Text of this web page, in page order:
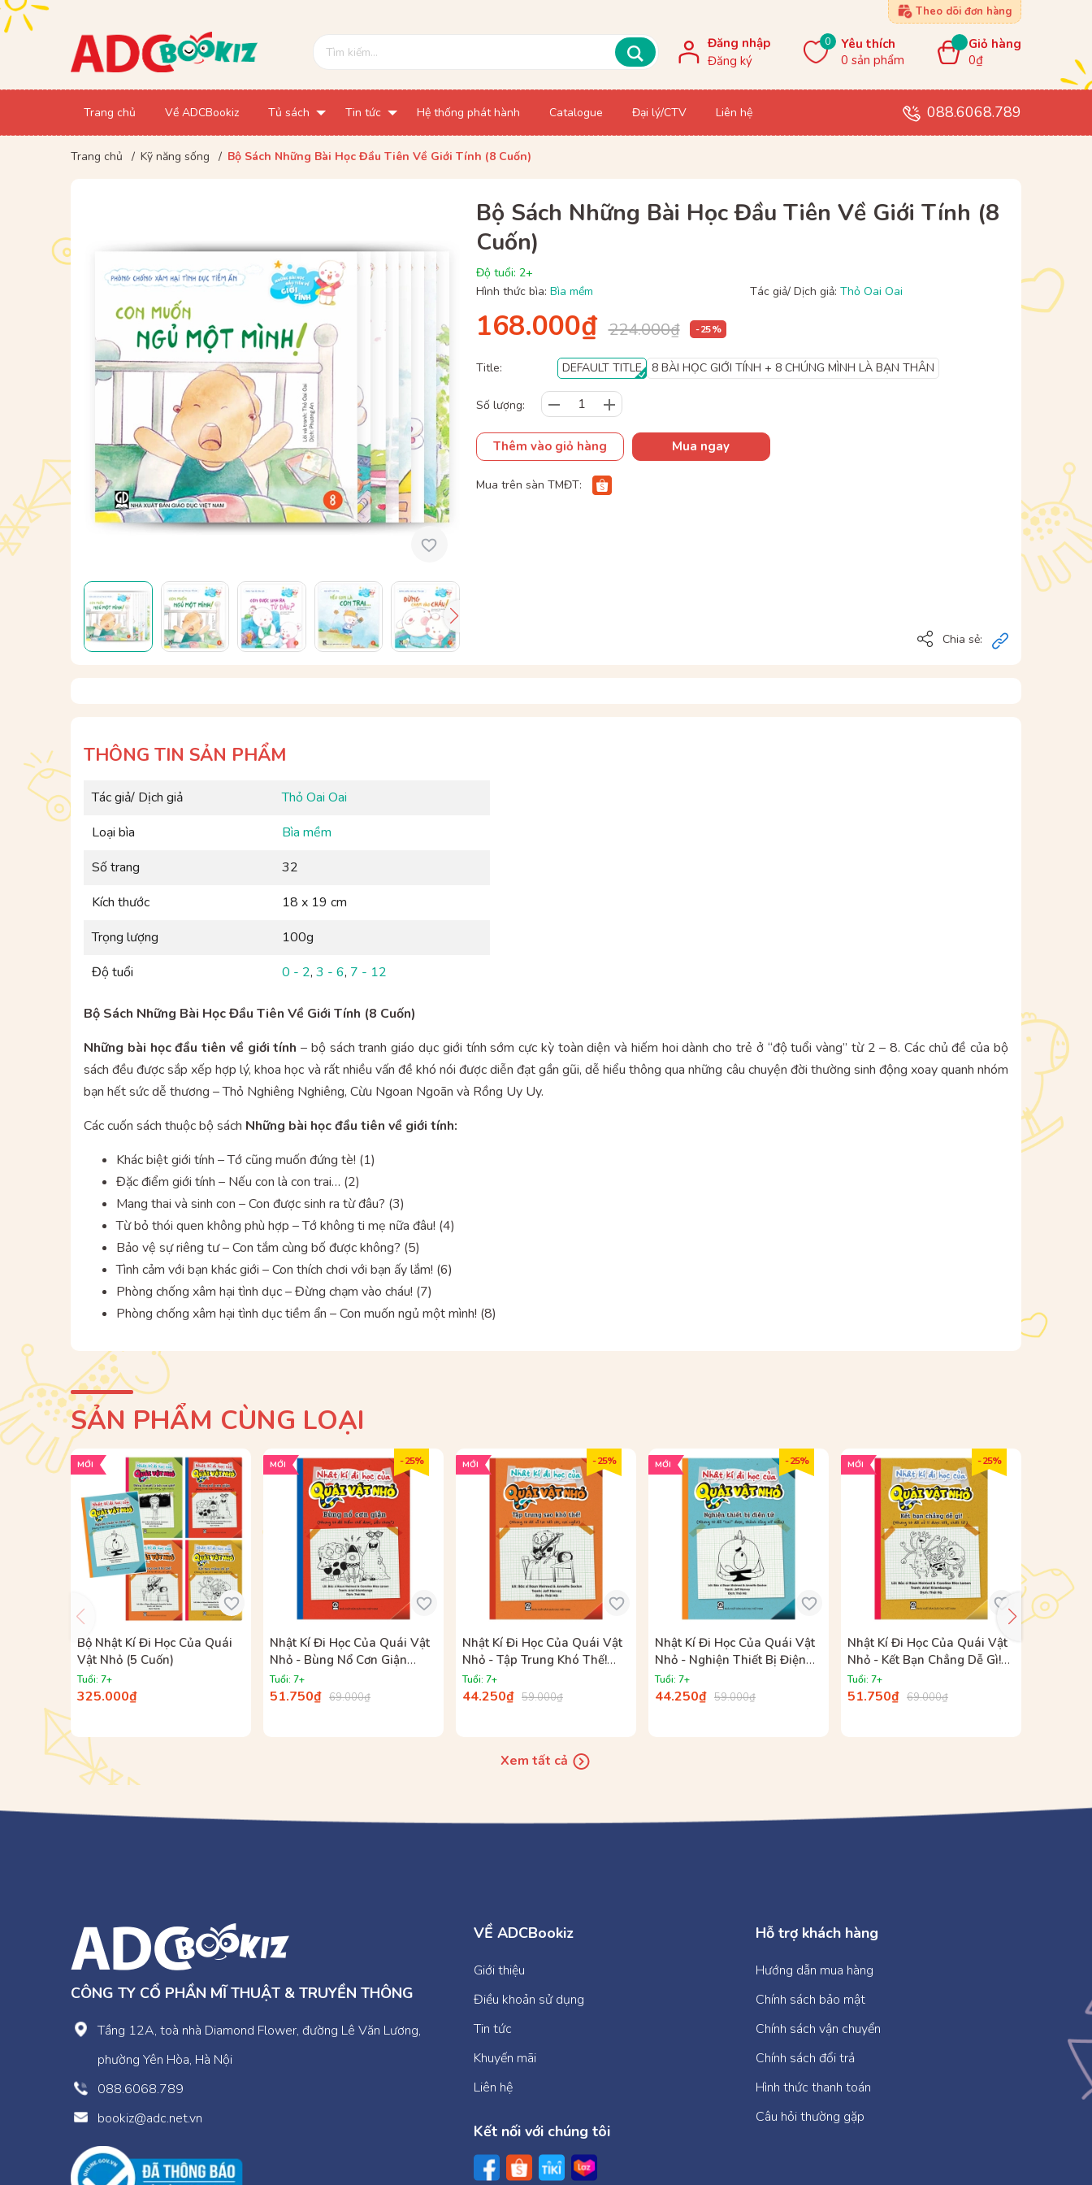
Theo dõi đơn hàng
Đăng nhập
Đăng ký
0
Yêu thích
0 sản phẩm
Giỏ hàng
0₫
Trang chủ Về ADCBookiz Tủ sách Tin tức Hệ thống phát hành Catalogue Đại lý/CTV Liên hệ 088.6068.789
Trang chủ / Kỹ năng sống / Bộ Sách Những Bài Học Đầu Tiên Về Giới Tính (8 Cuốn)
Bộ Sách Những Bài Học Đầu Tiên Về Giới Tính (8
Cuốn)
Độ tuổi: 2+
Hình thức bìa: Bìa mềm Tác giả/ Dịch giả:Thỏ Oai Oai
168.000₫ 224.000₫ - 25 %
Title: DEFAULT TITLE 8 BÀI HỌC GIỚI TÍNH + 8 CHÚNG MÌNH LÀ BẠN THÂN
Số lượng:
Thêm vào giỏ hàng Mua ngay
Mua trên sàn TMĐT:
Chia sẻ:
THÔNG TIN SẢN PHẨM
Tác giả/ Dịch giả
Thỏ Oai Oai
Loại bìa
Bìa mềm
Số trang
32
Kích thước
18 x 19 cm
Trọng lượng
100g
Độ tuổi
0 - 2, 3 - 6, 7 - 12
Bộ Sách Những Bài Học Đầu Tiên Về Giới Tính (8 Cuốn)
Những bài học đầu tiên về giới tính – bộ sách tranh giáo dục giới tính sớm cực kỳ toàn diện và hiếm hoi dành cho trẻ ở “độ tuổi vàng” từ 2 – 8. Các chủ đề của bộ
sách đều được sắp xếp hợp lý, khoa học và rất nhiều vấn đề khó nói được diễn đạt gần gũi, dễ hiểu thông qua những câu chuyện đời thường sinh động xoay quanh nhóm
bạn hết sức dễ thương – Thỏ Nghiêng Nghiêng, Cừu Ngoan Ngoãn và Rồng Uy Uy.
Các cuốn sách thuộc bộ sách Những bài học đầu tiên về giới tính:
Khác biệt giới tính – Tớ cũng muốn đứng tè! (1)
Đặc điểm giới tính – Nếu con là con trai… (2)
Mang thai và sinh con – Con được sinh ra từ đâu? (3)
Từ bỏ thói quen không phù hợp – Tớ không ti mẹ nữa đâu! (4)
Bảo vệ sự riêng tư – Con tắm cùng bố được không? (5)
Tình cảm với bạn khác giới – Con thích chơi với bạn ấy lắm! (6)
Phòng chống xâm hại tình dục – Đừng chạm vào cháu! (7)
Phòng chống xâm hại tình dục tiềm ẩn – Con muốn ngủ một mình! (8)
SẢN PHẨM CÙNG LOẠI
MỚI
Bộ Nhật Kí Đi Học Của Quái
Vật Nhỏ (5 Cuốn)
Tuổi: 7+
325.000₫
- 25%
MỚI
Nhật Kí Đi Học Của Quái Vật
Nhỏ - Bùng Nổ Cơn Giận
(Nhưng Tớ Đã Kiềm Chế
Được, Siêu Chưa?)
Tuổi: 7+
51.750₫ 69.000₫
- 25%
MỚI
Nhật Kí Đi Học Của Quái Vật
Nhỏ - Tập Trung Khó Thế!
(Nhưng Tớ Đã Nỗ Lực Hết
Sức, Cực Ngầu!)
Tuổi: 7+
44.250₫ 59.000₫
- 25%
MỚI
Nhật Kí Đi Học Của Quái Vật
Nhỏ - Nghiện Thiết Bị Điện
Tử (Nhưng Tớ Đã "Cai" Được,
Thành Công Mĩ Mãn)
Tuổi: 7+
44.250₫ 59.000₫
- 25%
MỚI
Nhật Kí Đi Học Của Quái Vật
Nhỏ - Kết Bạn Chẳng Dễ Gì!
(Nhưng Tớ Đã Xử Lí Được Tốt,
Chất Lừ!)
Tuổi: 7+
51.750₫ 69.000₫
Xem tất cả
CÔNG TY CỔ PHẦN MĨ THUẬT & TRUYỀN THÔNG
Tầng 12A, toà nhà Diamond Flower, đường Lê Văn Lương,
phường Yên Hòa, Hà Nội
088.6068.789
bookiz@adc.net.vn
VỀ ADCBookiz
Giới thiệu
Điều khoản sử dụng
Tin tức
Khuyến mãi
Liên hệ
Kết nối với chúng tôi
Hỗ trợ khách hàng
Hướng dẫn mua hàng
Chính sách bảo mật
Chính sách vận chuyển
Chính sách đổi trả
Hình thức thanh toán
Câu hỏi thường gặp